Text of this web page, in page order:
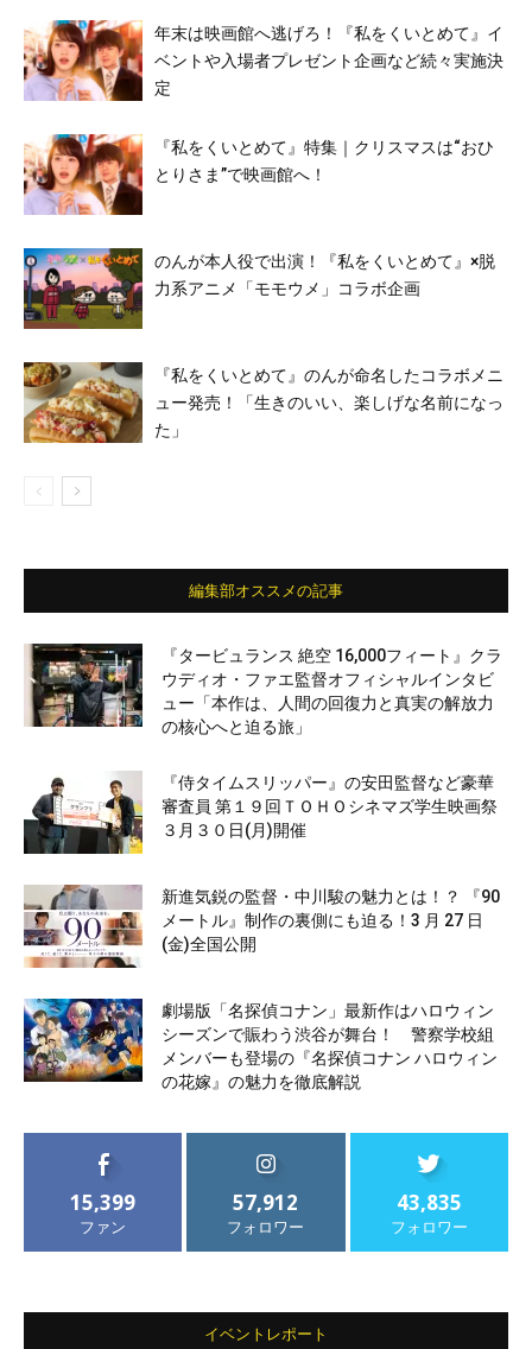
年末は映画館へ逃げろ！『私をくいとめて』イ
ベントや入場者プレゼント企画など続々実施決
定
『私をくいとめて』特集｜クリスマスは“おひ
とりさま”で映画館へ！
のんが本人役で出演！『私をくいとめて』×脱
力系アニメ「モモウメ」コラボ企画
『私をくいとめて』のんが命名したコラボメニ
ュー発売！「生きのいい、楽しげな名前になっ
た」
編集部オススメの記事
『タービュランス 絶空 16,000フィート』クラ
ウディオ・ファエ監督オフィシャルインタビ
ュー「本作は、人間の回復力と真実の解放力
の核心へと迫る旅」
『侍タイムスリッパー』の安田監督など豪華
審査員 第１９回ＴＯＨＯシネマズ学生映画祭
３月３０日(月)開催
新進気鋭の監督・中川駿の魅力とは！？ 『90
メートル』制作の裏側にも迫る！3 月 27 日
(金)全国公開
劇場版「名探偵コナン」最新作はハロウィン
シーズンで賑わう渋谷が舞台！ 警察学校組
メンバーも登場の『名探偵コナン ハロウィン
の花嫁』の魅力を徹底解説
15,399
ファン
57,912
フォロワー
43,835
フォロワー
イベントレポート